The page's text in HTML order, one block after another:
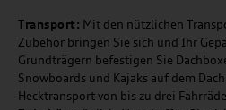
Transport: Mit den nützlichen
Zubehör bringen Sie sich und Ihr
Grundträgern befestigen Sie
Snowboards und Kajaks auf dem
Hecktransport von bis zu drei